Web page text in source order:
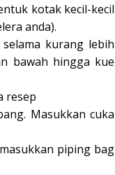
kotak kecil-kecil
anda).
kurang lebih
bawah hingga kue
resep
Masukkan cuka
piping bag